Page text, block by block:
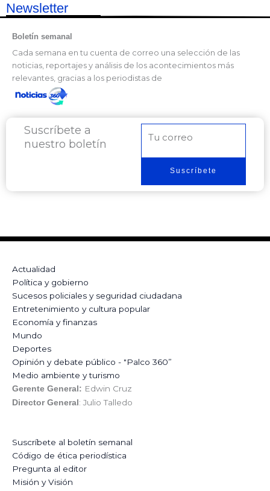
Newsletter
Boletín semanal
Cada semana en tu cuenta de correo una selección de las
noticias, reportajes y análisis de los acontecimientos más
relevantes, gracias a los periodistas de
Suscríbete a
nuestro boletín
electrónico
Suscríbete
Actualidad
Política y gobierno
Sucesos policiales y seguridad ciudadana
Entretenimiento y cultura popular
Economía y finanzas
Mundo
Deportes
Opinión y debate público - "Palco 360”
Medio ambiente y turismo
Gerente General: Edwin Cruz
Director General: Julio Talledo
Suscríbete al boletín semanal
Código de ética periodística
Pregunta al editor
Misión y Visión